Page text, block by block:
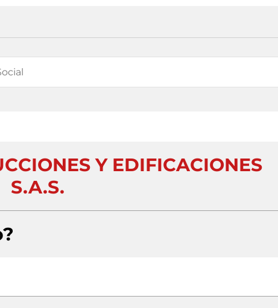
Y EDIFICACIONES
S.A.S.